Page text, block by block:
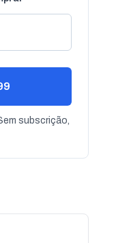
subscrição,